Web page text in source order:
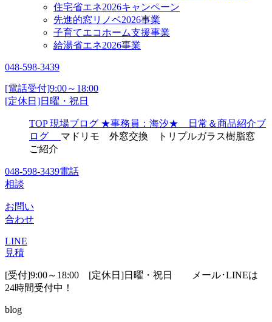
住宅省エネ2026キャンペーン
先進的窓リノベ2026事業
子育てエコホーム支援事業
給湯省エネ2026事業
048-598-3439
[電話受付]9:00～18:00
[定休日]日曜・祝日
TOP 現場ブログ ★事務員：海汐★ 日常＆商品紹介ブ
ログ
マドリモ 外窓交換 トリプルガラス樹脂窓
ご紹介
048-598-3439電話
相談
お問い
合わせ
LINE
見積
[受付]9:00～18:00 [定休日]日曜・祝日
メール･LINEは
24時間受付中！
blog